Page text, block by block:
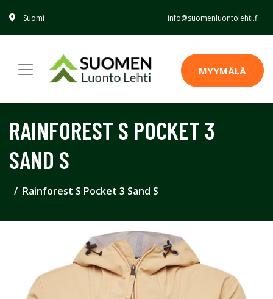
Suomi info@suomenluontolehti.fi
MYYMÄLÄ
RAINFOREST S POCKET 3
SAND S
Rainforest S Pocket 3 Sand S